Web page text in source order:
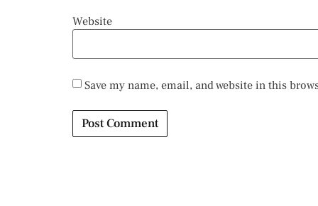
Website
Save my name, email, and website in this